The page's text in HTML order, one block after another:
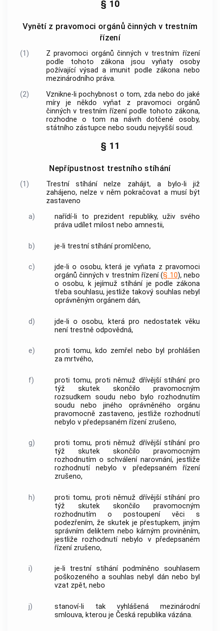
§ 10
Vynětí z pravomoci orgánů činných v trestním
řízení
(1) Z pravomoci orgánů činných v trestním řízení
podle tohoto zákona jsou vyňaty osoby
požívající výsad a imunit podle zákona nebo
mezinárodního práva.
(2)
Vznikne-li pochybnost o tom, zda nebo do jaké
míry je někdo vyňat z pravomoci orgánů
činných v trestním řízenípodle tohoto zákona,
rozhodne o tom na návrh dotčené osoby,
státního zástupce nebo soudu nejvyšší soud.
§ 11
Nepřípustnost trestního stíhání
(1)
Trestní stíhání nelze zahájit, a bylo-li již
zahájeno, nelze v něm pokračovat a musí být
zastaveno
a)
nařídí-li to prezident republiky, uživ svého
práva udílet milost nebo amnestii,
b) je-li trestní stíhání promlčeno,
c)
jde-li o osobu, která je vyňata z pravomoci
orgánů činných v trestním řízení(§ 10), nebo
o osobu, k jejímuž stíhání je podle zákona
třeba souhlasu, jestliže takový souhlas nebyl
oprávněným orgánem dán,
d)
jde-li o osobu, která pro nedostatek věku
není trestně odpovědná,
e)
proti tomu, kdo zemřel nebo byl prohlášen
za mrtvého,
f)
proti tomu, proti němuž dřívější stíhání pro
týž skutek skončilo pravomocným
rozsudkem soudu nebo bylo rozhodnutím
soudu nebo jiného oprávněného orgánu
pravomocně zastaveno, jestliže rozhodnutí
nebylo v předepsaném řízení zrušeno,
g)
proti tomu, proti němuž dřívější stíhání pro
týž skutek skončilo pravomocným
rozhodnutím o schválení narovnání, jestliže
rozhodnutí nebylo v předepsaném řízení
zrušeno,
h)
proti tomu, proti němuž dřívější stíhání pro
týž skutek skončilo pravomocným
rozhodnutím o postoupení věci s
podezřením, že skutek jepřestupkem, jiným
správním deliktem nebo kárným proviněním,
jestliže rozhodnutí nebylo v předepsaném
řízení zrušeno,
i)
je-li trestní stíhání podmíněno souhlasem
poškozeného a souhlas nebyl dán nebo byl
vzat zpět, nebo
j)
stanoví-li tak vyhlášená mezinárodní
smlouva, kterou je Česká republika vázána.